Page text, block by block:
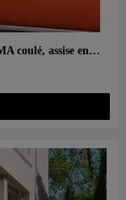
Fauteuil design XL MW07 – Parois en PMMA coulé, assise en mousse alvéolaire